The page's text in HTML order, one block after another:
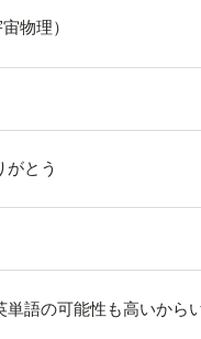
物理）
がとう
語の可能性も高いから